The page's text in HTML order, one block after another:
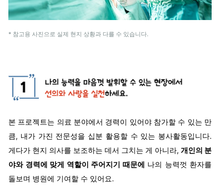
* 참고용 사진으로 실제 현지 상황과 다를 수 있습니다.
본 프로젝트는 의료 분야에서 경력이 있어야 참가할 수 있는 만
큼, 내가 가진 전문성을 십분 활용할 수 있는 봉사활동입니다.
게다가 현지 의사를 보조하는 데서 그치는 게 아니라, 개인의 분
야와 경력에 맞게 역할이 주어지기 때문에 나의 능력껏 환자를
돌보며 병원에 기여할 수 있어요.